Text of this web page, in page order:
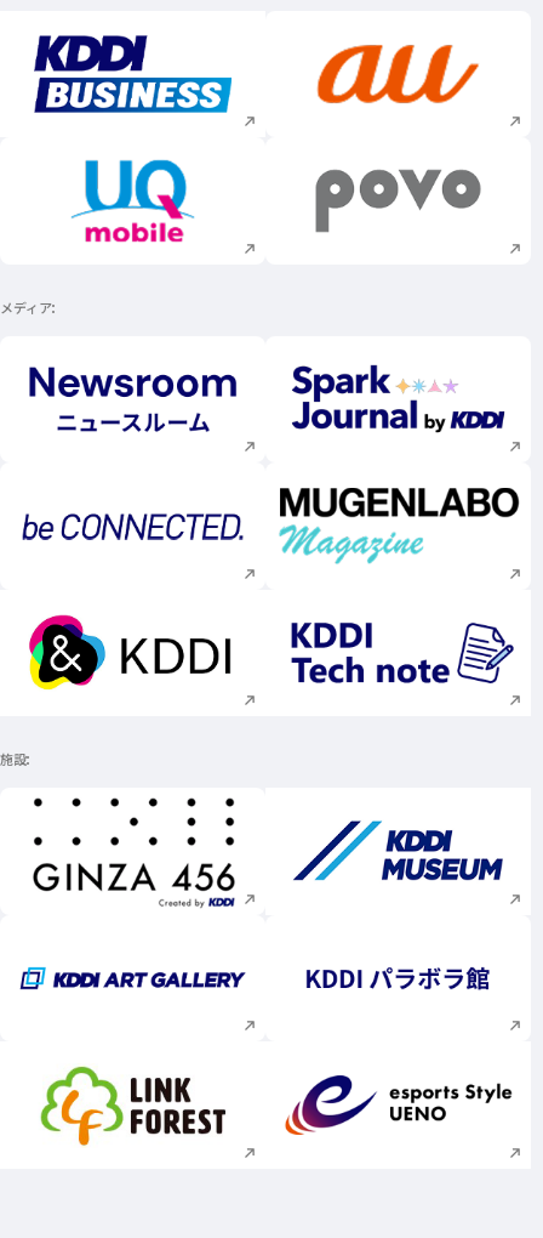
新規ウィンドウで開く 新規ウィンドウで
新規ウィンドウで開く 新規ウィンドウで
メディア
新規ウィンドウで開く 新規ウィンドウで
新規ウィンドウで開く 新規ウィンドウで
新規ウィンドウで開く 新規ウィンドウで
施設
新規ウィンドウで開く 新規ウィンドウで
新規ウィンドウで開く 新規ウィンドウで
新規ウィンドウで開く 新規ウィンドウで